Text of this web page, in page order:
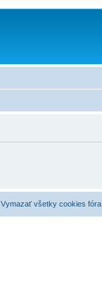
Vymazať všetky cookies fóra